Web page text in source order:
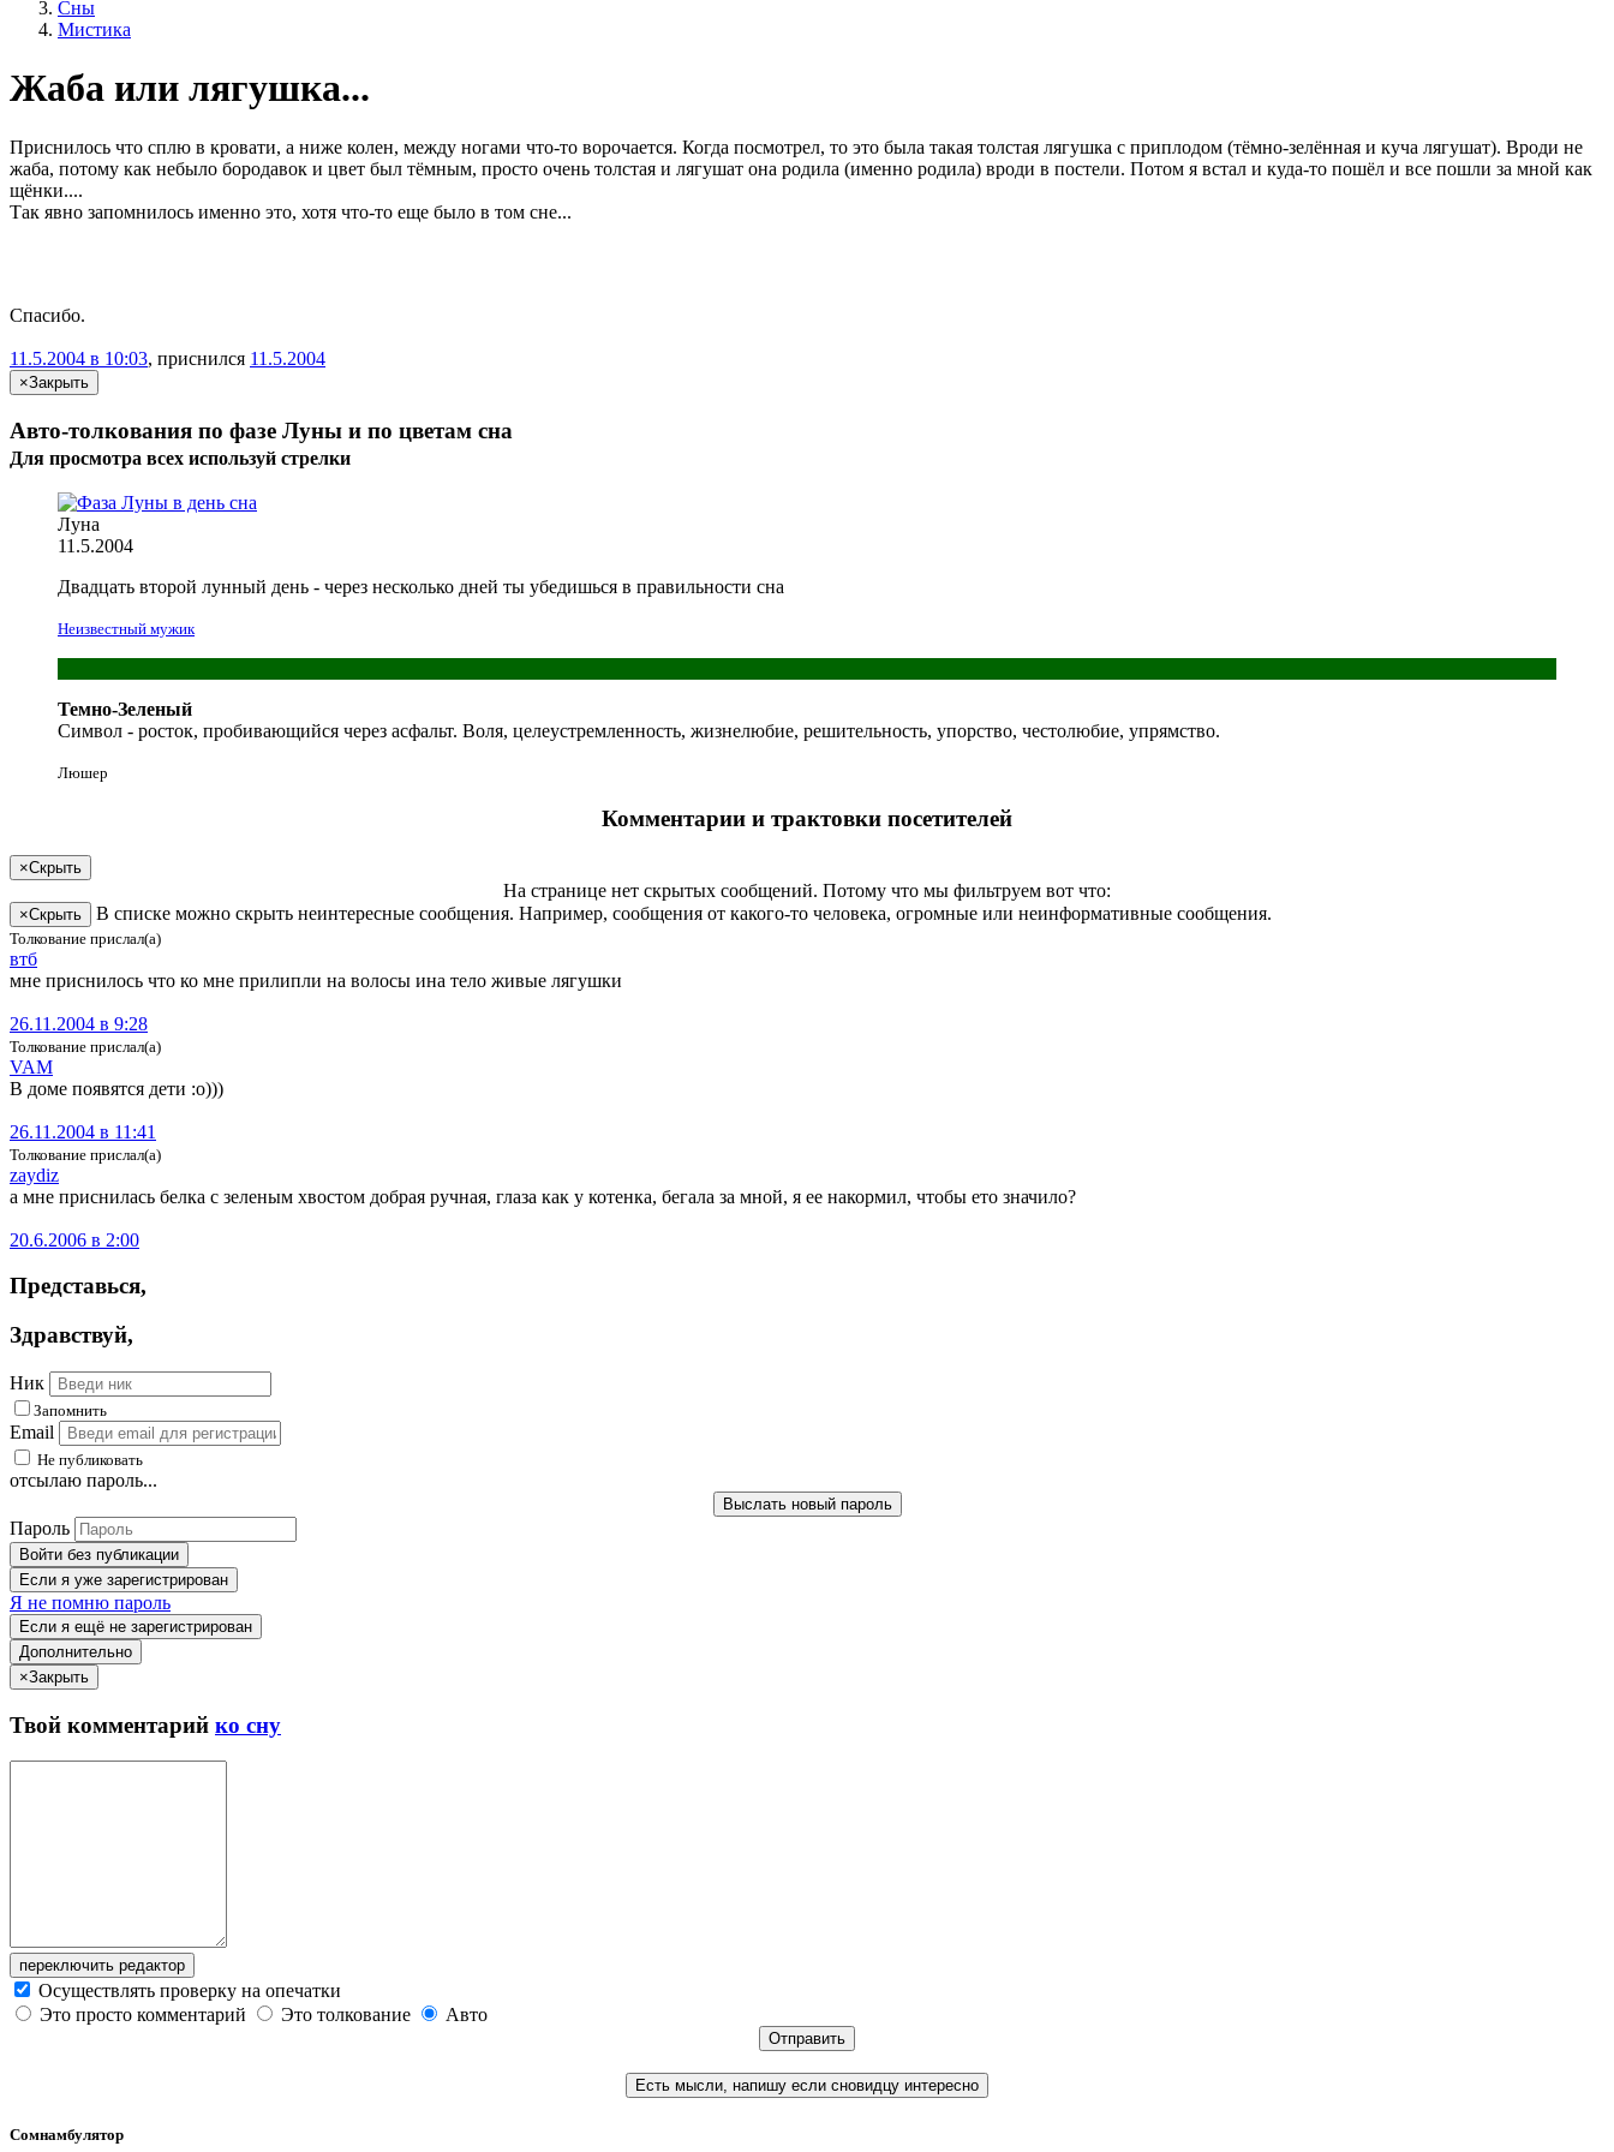
Сны
Мистика
Жаба или лягушка...
Приснилось что сплю в кровати, а ниже колен, между ногами что-то ворочается. Когда посмотрел, то это была такая толстая лягушка с приплодом (тёмно-зелённая и куча лягушат). Вроди не
жаба, потому как небыло бородавок и цвет был тёмным, просто очень толстая и лягушат она родила (именно родила) вроди в постели. Потом я встал и куда-то пошёл и все пошли за мной как
щёнки....
Так явно запомнилось именно это, хотя что-то еще было в том сне...
Спасибо.
11.5.2004 в 10:03, приснился 11.5.2004
×Закрыть
Авто-толкования по фазе Луны и по цветам сна
Для просмотра всех используй стрелки
Луна
11.5.2004
Двадцать второй лунный день - через несколько дней ты убедишься в правильности сна
Неизвестный мужик
Темно-Зеленый
Символ - росток, пробивающийся через асфальт. Воля, целеустремленность, жизнелюбие, решительность, упорство, честолюбие, упрямство.
Люшер
Комментарии и трактовки посетителей
×Скрыть
На странице нет скрытых сообщений. Потому что мы фильтруем вот что:
×Скрыть В списке можно скрыть неинтересные сообщения. Например, сообщения от какого-то человека, огромные или неинформативные сообщения.
Толкование прислал(а)
втб
мне приснилось что ко мне прилипли на волосы ина тело живые лягушки
26.11.2004 в 9:28
Толкование прислал(а)
VAM
В доме появятся дети :о)))
26.11.2004 в 11:41
Толкование прислал(а)
zaydiz
а мне приснилась белка с зеленым хвостом добрая ручная, глаза как у котенка, бегала за мной, я ее накормил, чтобы ето значило?
20.6.2006 в 2:00
Представься,
Здравствуй,
Ник
Запомнить
Email
Не публиковать
отсылаю пароль...
Выслать новый пароль
Пароль
Войти без публикации
Если я уже зарегистрирован
Я не помню пароль
Если я ещё не зарегистрирован
Дополнительно
×Закрыть
Твой комментарий ко сну
переключить редактор
Осуществлять проверку на опечатки
Это просто комментарий
Это толкование Авто
Отправить
Есть мысли, напишу если сновидцу интересно
Сомнамбулятор